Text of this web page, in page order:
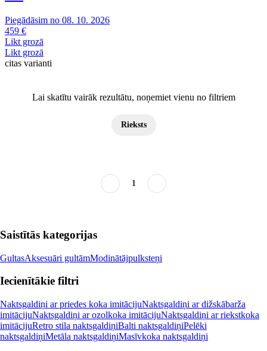
Piegādāsim no 08. 10. 2026
459 €
Likt grozā
Likt grozā
citas varianti
Lai skatītu vairāk rezultātu, noņemiet vienu no filtriem
Rieksts
1
Saistītās kategorijas
GultasAksesuāri gultāmModinātājpulksteņi
Iecienītākie filtri
Naktsgaldiņi ar priedes koka imitācijuNaktsgaldiņi ar dižskābarža
imitācijuNaktsgaldiņi ar ozolkoka imitācijuNaktsgaldiņi ar riekstkoka
imitācijuRetro stila naktsgaldiņiBalti naktsgaldiņiPelēki
naktsgaldiņiMetāla naktsgaldiņiMasīvkoka naktsgaldiņi